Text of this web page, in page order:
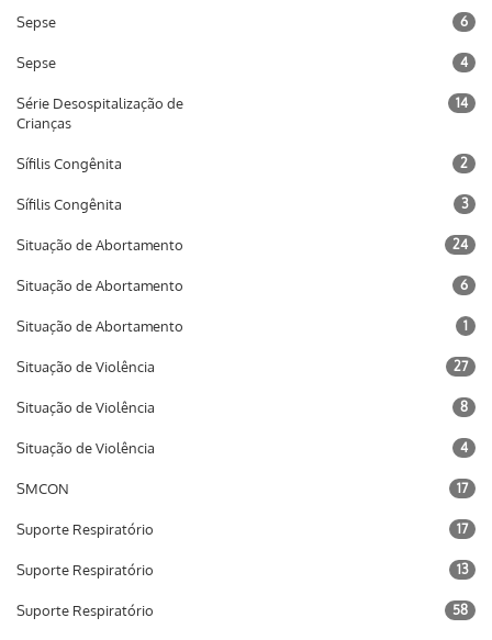
Sepse 6
Sepse 4
Série Desospitalização de
Crianças
14
Sífilis Congênita 2
Sífilis Congênita 3
Situação de Abortamento 24
Situação de Abortamento 6
Situação de Abortamento 1
Situação de Violência 27
Situação de Violência 8
Situação de Violência 4
SMCON 17
Suporte Respiratório 17
Suporte Respiratório 13
Suporte Respiratório 58